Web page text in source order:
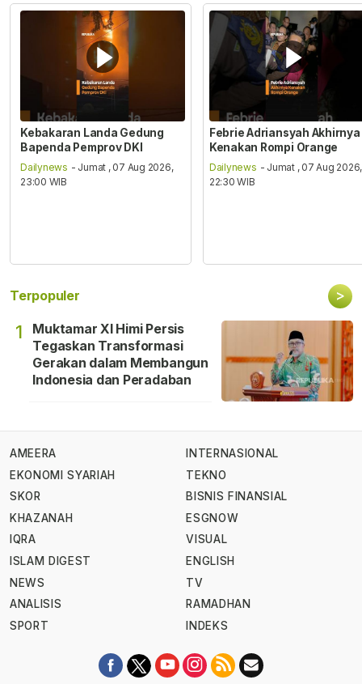
Kebakaran Landa Gedung
Bapenda Pemprov DKI
Dailynews - Jumat , 07 Aug 2026,
23:00 WIB
Febrie Adriansyah Akhirnya
Kenakan Rompi Orange
Dailynews - Jumat , 07 Aug 2026,
22:30 WIB
Terpopuler >
1
Muktamar XI Himi Persis
Tegaskan Transformasi
Gerakan dalam Membangun
Indonesia dan Peradaban
AMEERA
EKONOMI SYARIAH
SKOR
KHAZANAH
IQRA
ISLAM DIGEST
NEWS
ANALISIS
SPORT
INTERNASIONAL
TEKNO
BISNIS FINANSIAL
ESGNOW
VISUAL
ENGLISH
TV
RAMADHAN
INDEKS